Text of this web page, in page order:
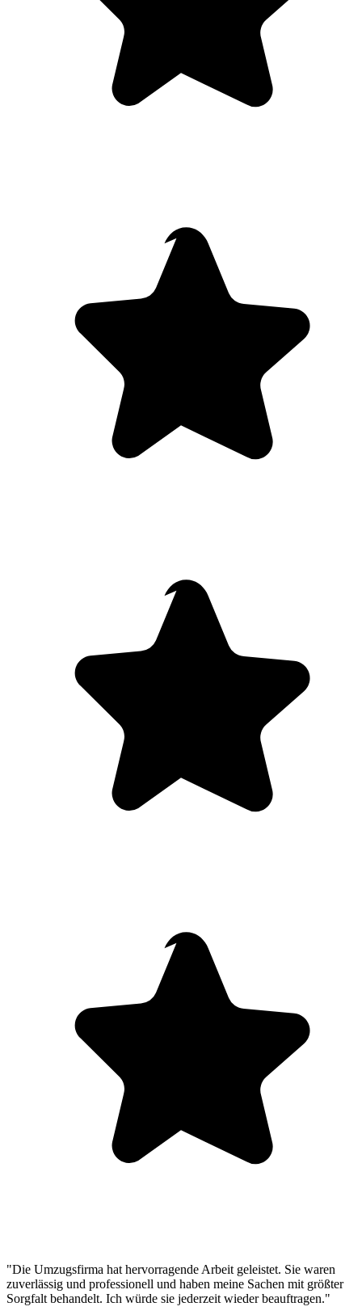
"Die Umzugsfirma hat hervorragende Arbeit geleistet. Sie waren
zuverlässig und professionell und haben meine Sachen mit größter
Sorgfalt behandelt. Ich würde sie jederzeit wieder beauftragen."